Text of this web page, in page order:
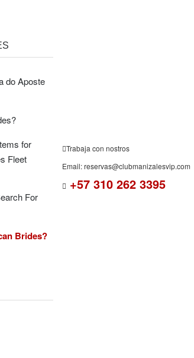
do Aposte
for
Fleet
For
Brides?
Trabaja con nostros
Email: reservas@clubmanizalesvip.com
+57 310 262 3395